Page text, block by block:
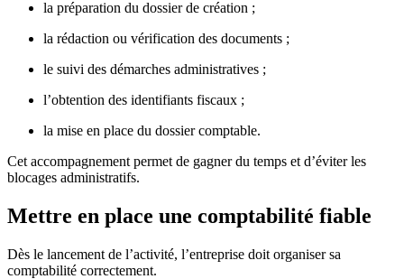
la préparation du dossier de création ;
la rédaction ou vérification des documents ;
le suivi des démarches administratives ;
l’obtention des identifiants fiscaux ;
la mise en place du dossier comptable.
Cet accompagnement permet de gagner du temps et d’éviter les
blocages administratifs.
Mettre en place une comptabilité fiable
Dès le lancement de l’activité, l’entreprise doit organiser sa
comptabilité correctement.